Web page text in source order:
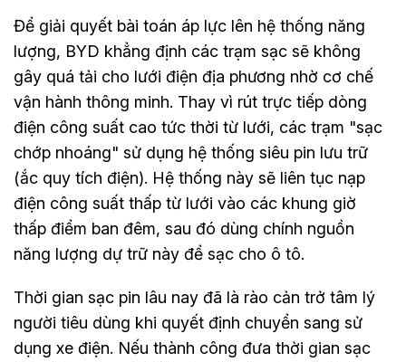
Để giải quyết bài toán áp lực lên hệ thống năng
lượng, BYD khẳng định các trạm sạc sẽ không
gây quá tải cho lưới điện địa phương nhờ cơ chế
vận hành thông minh. Thay vì rút trực tiếp dòng
điện công suất cao tức thời từ lưới, các trạm "sạc
chớp nhoáng" sử dụng hệ thống siêu pin lưu trữ
(ắc quy tích điện). Hệ thống này sẽ liên tục nạp
điện công suất thấp từ lưới vào các khung giờ
thấp điểm ban đêm, sau đó dùng chính nguồn
năng lượng dự trữ này để sạc cho ô tô.
Thời gian sạc pin lâu nay đã là rào cản trở tâm lý
người tiêu dùng khi quyết định chuyển sang sử
dụng xe điện. Nếu thành công đưa thời gian sạc